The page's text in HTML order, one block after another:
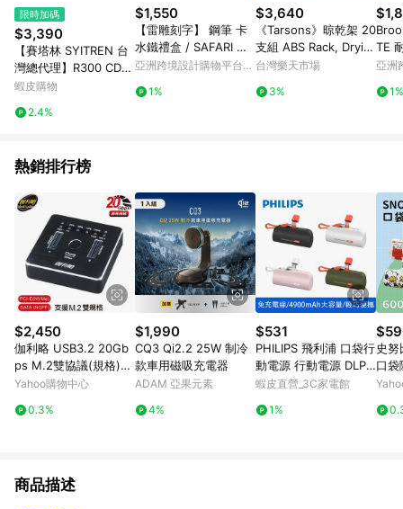
限時加碼
$3,390
【賽塔林 SYITREN 台
灣總代理】R300 CD播
放器 高音質 便攜式 藍
蝦皮購物
2.4%
$1,550
【雷雕刻字】 鋼筆 卡
水鐵禮盒 / SAFARI 系
列 - 限量 春日粉
亞洲跨境設計購物平台
1%
$3,640
《Tarsons》晾乾架 20
支組 ABS Rack, Dryin
g, ABS
台灣樂天市場
3%
TE
池組
亞洲
1%
熱銷排行榜
$2,450
伽利略 USB3.2 20Gb
ps M.2雙協議(規格)
對拷(拷貝)機 (DMC32
Yahoo購物中心
0.3%
$1,990
CQ3 Qi2.2 25W 制冷
款車用磁吸充電器
ADAM 亞果元素
4%
$531
PHILIPS 飛利浦 口袋行
動電源 行動電源 DLP2
550 現貨 廠商直送
蝦皮直營_3C家電館
1%
史努
口袋
E-
商品描述